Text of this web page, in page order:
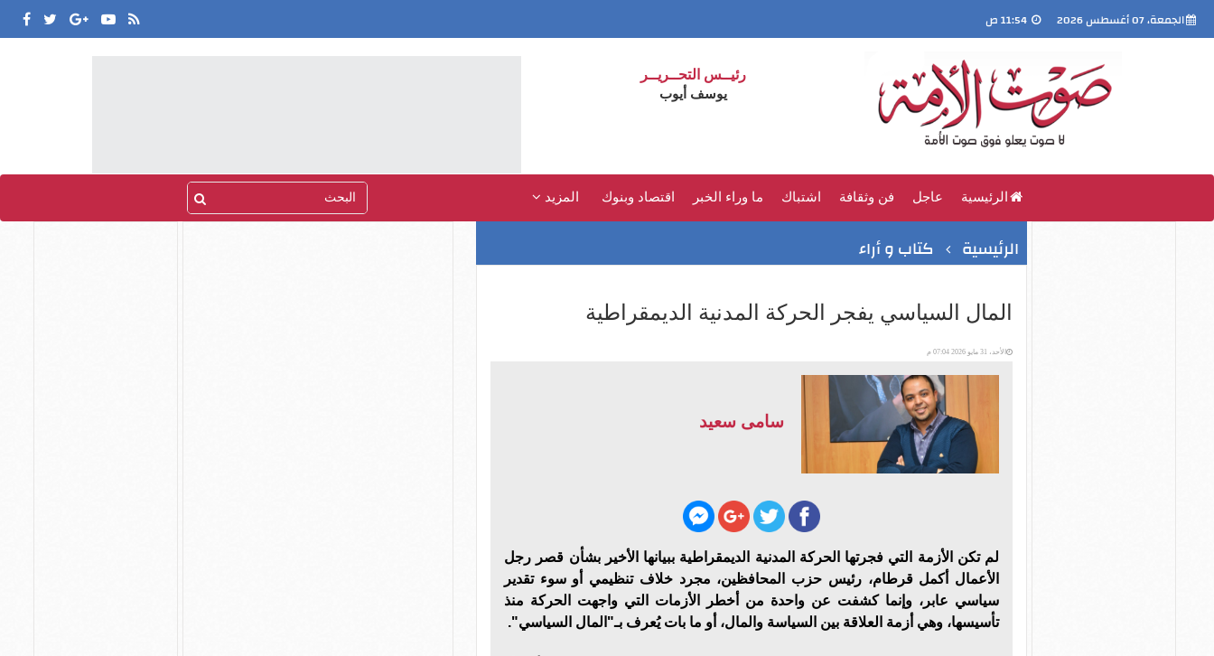
الجمعة، 07 أغسطس 2026
رئيــس التحــريــر
يوسف أيوب
الرئيسية عاجل فن وثقافة اشتباك ما وراء الخبر اقتصاد وبنوك المزيد
الرئيسية كتاب و أراء
المال السياسي يفجر الحركة المدنية الديمقراطية
الأحد، 31 مايو 2026 07:04 م
سامى سعيد
لم تكن الأزمة التي فجرتها الحركة المدنية الديمقراطية ببيانها الأخير بشأن قصر رجل
الأعمال أكمل قرطام، رئيس حزب المحافظين، مجرد خلاف تنظيمي أو سوء تقدير
سياسي عابر، وإنما كشفت عن واحدة من أخطر الأزمات التي واجهت الحركة منذ
تأسيسها، وهي أزمة العلاقة بين السياسة والمال، أو ما بات يُعرف بـ"المال السياسي".